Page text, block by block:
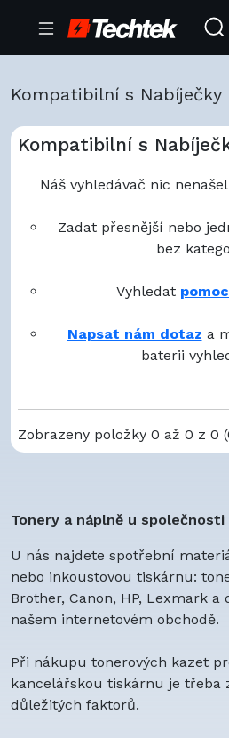
Kompatibilní s
Kompatibilní s
Náš vyhledávač nic
Zadat přesnější nebo
bez
Vyhledat
Napsat nám dotaz a
baterii
Zobrazeny položky 0 až 0 z 0
Tonery a náplně u
U nás najdete spotřební
nebo inkoustovou tiskárnu:
Brother, Canon, HP, Lexmark
našem internetovém obchodě.
Při nákupu tonerových kazet
kancelářskou tiskárnu je třeba
důležitých faktorů.